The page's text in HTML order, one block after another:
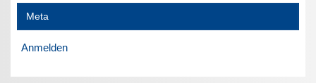
Meta
Anmelden